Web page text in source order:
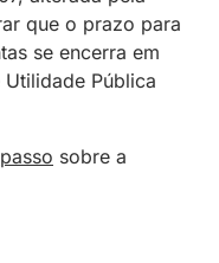
que o prazo para
se encerra em
Pública
sobre a